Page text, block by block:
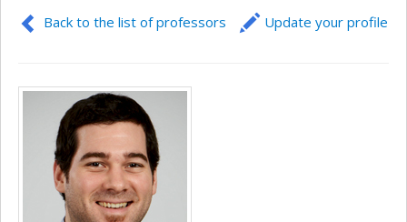
Back to the list of professors Update your profile